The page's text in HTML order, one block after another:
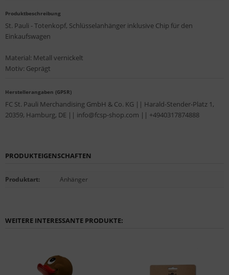
Produktbeschreibung
St. Pauli - Totenkopf, Schlüsselanhänger inklusive Chip für den
Einkaufswagen
Material: Metall vernickelt
Motiv: Geprägt
Herstellerangaben (GPSR)
FC St. Pauli Merchandising GmbH & Co. KG || Harald-Stender-Platz 1,
20359, Hamburg, DE || info@fcsp-shop.com || +4940317874888
PRODUKTEIGENSCHAFTEN
Produktart: Anhänger
WEITERE INTERESSANTE PRODUKTE: